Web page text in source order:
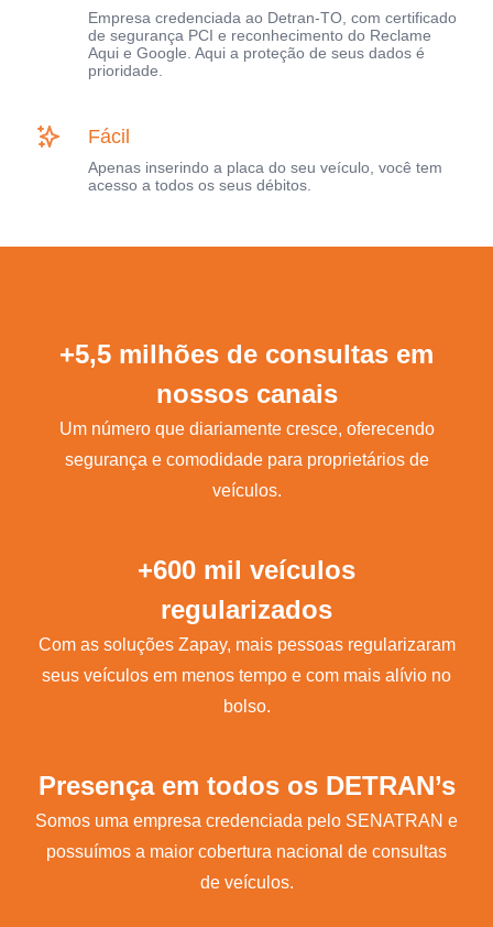
Empresa credenciada ao Detran-TO, com certificado
de segurança PCI e reconhecimento do Reclame
Aqui e Google. Aqui a proteção de seus dados é
prioridade.
Fácil
Apenas inserindo a placa do seu veículo, você tem
acesso a todos os seus débitos.
+5,5 milhões de consultas em
nossos canais
Um número que diariamente cresce, oferecendo
segurança e comodidade para proprietários de
veículos.
+600 mil veículos
regularizados
Com as soluções Zapay, mais pessoas regularizaram
seus veículos em menos tempo e com mais alívio no
bolso.
Presença em todos os DETRAN’s
Somos uma empresa credenciada pelo SENATRAN e
possuímos a maior cobertura nacional de consultas
de veículos.